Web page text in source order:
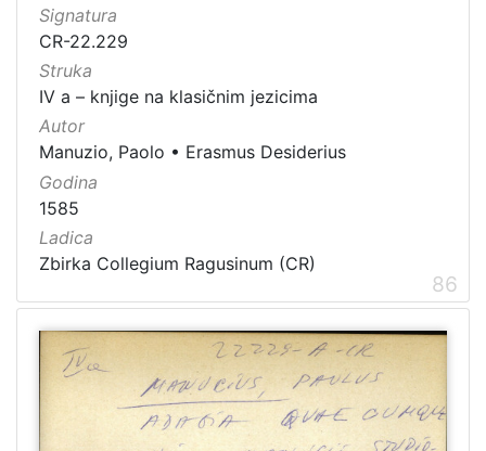
Signatura
CR-22.229
Struka
IV a – knjige na klasičnim jezicima
Autor
Manuzio, Paolo • Erasmus Desiderius
Godina
1585
Ladica
Zbirka Collegium Ragusinum (CR)
86